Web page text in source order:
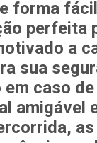
forma
perfeita
a
sua
em caso
amigável